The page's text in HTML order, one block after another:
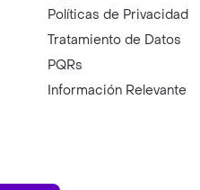
Políticas de Privacidad
Tratamiento de Datos
PQRs
Información Relevante